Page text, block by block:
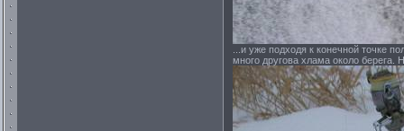
...и уже подходя к конечной точке
много другова хлама около